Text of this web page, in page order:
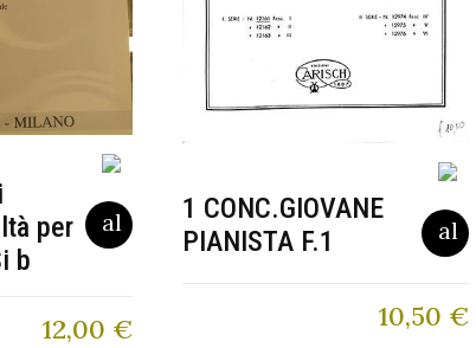
per
b
12,00 €
1 CONC.GIOVANE
PIANISTA F.1
10,50 €